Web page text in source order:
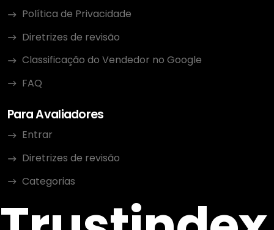
Política de Privacidade
Diretrizes de revisão
Classificação do Vendedor no Google
FAQ
Para Avaliadores
Entrar
Diretrizes de revisão
Categorias